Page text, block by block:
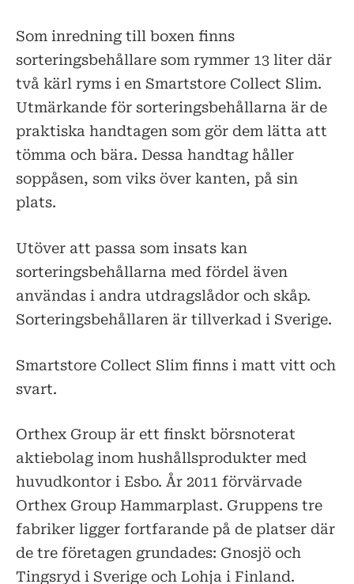
Som inredning till boxen finns
sorteringsbehållare som rymmer 13 liter där
två kärl ryms i en Smartstore Collect Slim.
Utmärkande för sorteringsbehållarna är de
praktiska handtagen som gör dem lätta att
tömma och bära. Dessa handtag håller
soppåsen, som viks över kanten, på sin
plats.
Utöver att passa som insats kan
sorteringsbehållarna med fördel även
användas i andra utdragslådor och skåp.
Sorteringsbehållaren är tillverkad i Sverige.
Smartstore Collect Slim finns i matt vitt och
svart.
Orthex Group är ett finskt börsnoterat
aktiebolag inom hushållsprodukter med
huvudkontor i Esbo. År 2011 förvärvade
Orthex Group Hammarplast. Gruppens tre
fabriker ligger fortfarande på de platser där
de tre företagen grundades: Gnosjö och
Tingsryd i Sverige och Lohja i Finland.